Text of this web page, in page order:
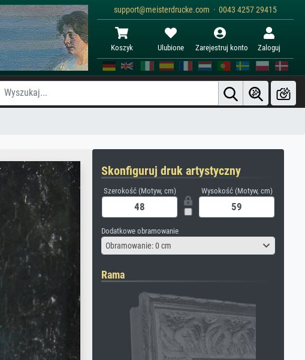
support@meisterdrucke.com · 0043 4257 29415
Koszyk Ulubione Zarejestruj konto Zaloguj
Skonfiguruj druk artystyczny
Szerokość (Motyw, cm) Wysokość (Motyw, cm)
Dodatkowe obramowanie
Obramowanie: 0 cm
Rama